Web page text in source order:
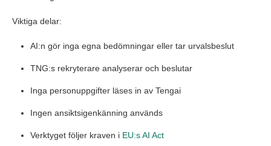
Viktiga delar:
AI:n gör inga egna bedömningar eller tar urvalsbeslut
TNG:s rekryterare analyserar och beslutar
Inga personuppgifter läses in av Tengai
Ingen ansiktsigenkänning används
Verktyget följer kraven i EU:s AI Act